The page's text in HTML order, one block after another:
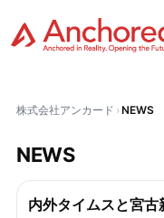
株式会社アンカード NEWS
NEWS
内外タイムスと宮